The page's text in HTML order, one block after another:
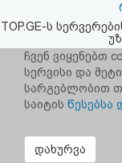
უარყოფა
TOP.GE-ს
ჩვენ ვიყენებთ
სერვისი და
სარგებლობით
საიტის წესებსა
დახურვა